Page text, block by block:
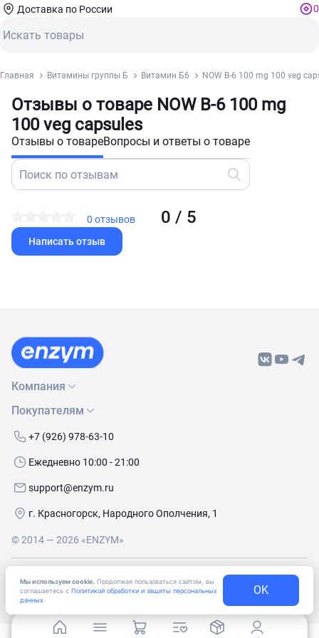
Мы используем cookie. Продолжая пользоваться сайтом, вы
соглашаетесь с Политикой обработки и защиты персональных
данных
OK
Доставка по России 0
Главная Витамины группы Б Витамин Б6 NOW B-6 100 mg 100 veg
Отзывы о товаре NOW B-6 100 mg
100 veg capsules
Отзывы о товареВопросы и ответы о товаре
0 / 5
0 отзывов
Написать отзыв
Компания
О нас
Бренды
Покупателям
Как сделать заказ
Условия доставки
+7 (926) 978-63-10
Ежедневно 10:00 - 21:00
support@enzym.ru
г. Красногорск, Народного Ополчения, 1
© 2014 — 2026 «ENZYM»
на получение рекламно-информационных
материалов